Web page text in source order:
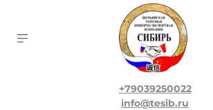
+79039250022
info@tesib.ru